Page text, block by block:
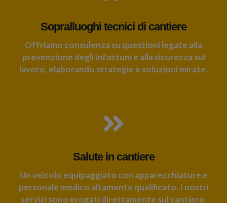
Sopralluoghi tecnici di cantiere
Offriamo consulenza su questioni legate alla
prevenzione degli infortuni e alla sicurezza sul
lavoro, elaborando strategie e soluzioni mirate.
Salute in cantiere
Un veicolo equipaggiato con apparecchiature e
personale medico altamente qualificato. I nostri
servizi sono erogati direttamente sul cantiere,